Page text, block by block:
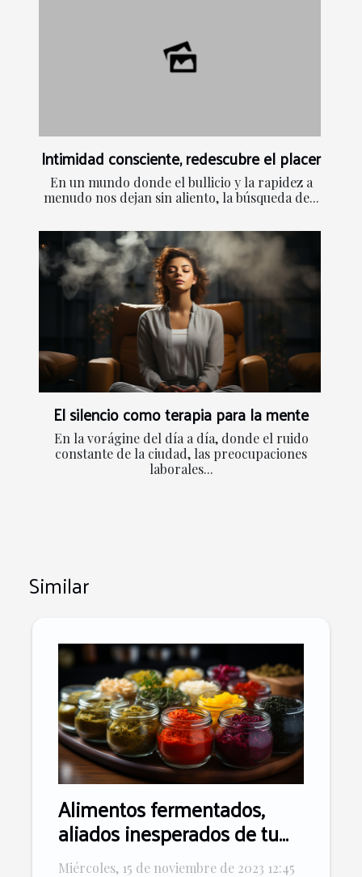
Intimidad consciente, redescubre el placer
En un mundo donde el bullicio y la rapidez a
menudo nos dejan sin aliento, la búsqueda de...
El silencio como terapia para la mente
En la vorágine del día a día, donde el ruido
constante de la ciudad, las preocupaciones
laborales...
Similar
Alimentos fermentados,
aliados inesperados de tu
flora intestinal
Miércoles, 15 de noviembre de 2023 12:45